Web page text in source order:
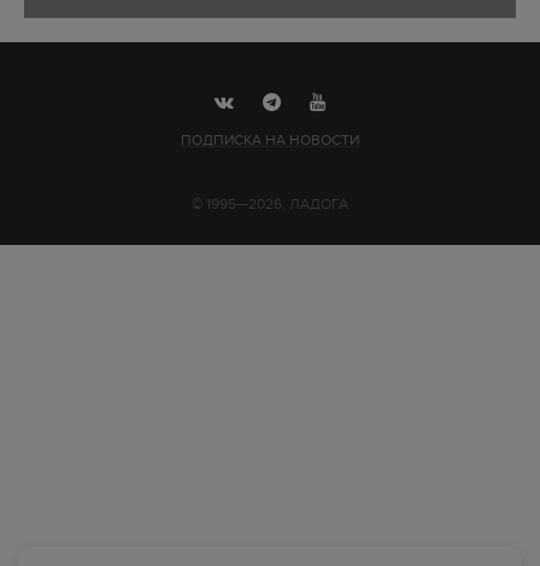
ПОДПИСКА НА НОВОСТИ
© 1995—2026, ЛАДОГА